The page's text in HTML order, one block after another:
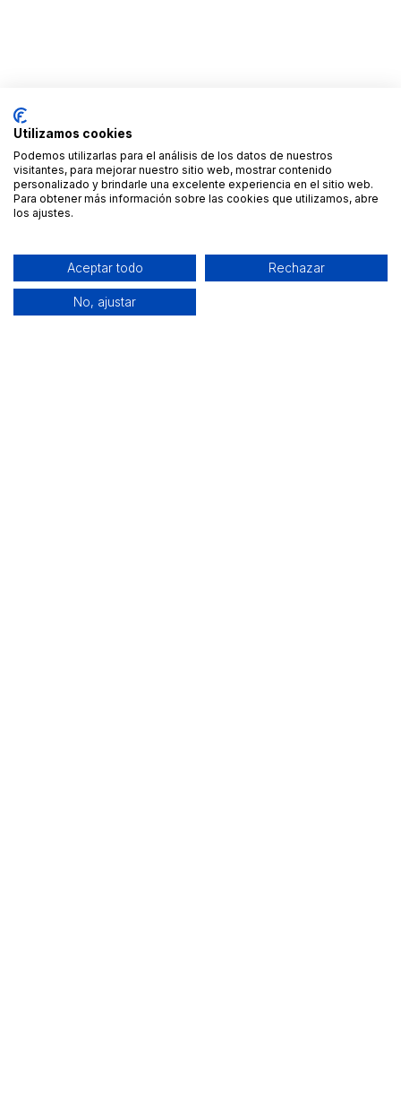
Utilizamos cookies
Podemos utilizarlas para el análisis de los datos de nuestros
visitantes, para mejorar nuestro sitio web, mostrar contenido
personalizado y brindarle una excelente experiencia en el sitio web.
Para obtener más información sobre las cookies que utilizamos, abre
los ajustes.
Aceptar todo Rechazar
No, ajustar